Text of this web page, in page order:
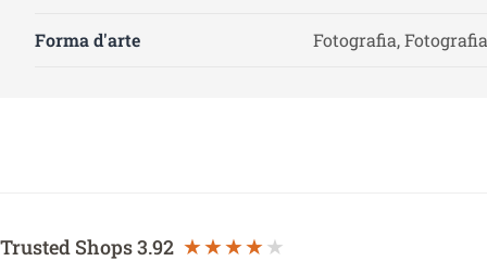
Forma d'arte Fotografia,
Trusted Shops3.92